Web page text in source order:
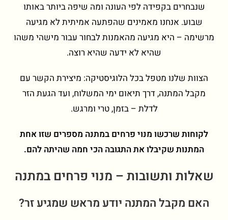
שנבחרים בקפידה לפי העונה ומה שיפה ביותר באותו
שבוע. אנחנו מאמינים שהפתעה אמיתית לא מגיעה
מרשימה – היא מגיעה מהאמנות לבחור עבור מישהי משהו
שהיא לא ידעה שהיא רוצה.
הצוות שלנו מטפל בכל הלוגיסטיקה: מיצירת הקשר עם
מקבל המתנה, דרך תיאום ימי המשלוח, ועד הגעת הזר
לדלת – בזמן, טרי ומרגש.
לקוחות שרכשו מנוי פרחים במתנה מספרים שזו אחת
המתנות שקיבלו את התגובה הכי חמה שהיתה להם.
שאלות ותשובות – מנוי פרחים במתנה
האם מקבל המתנה יודע מראש שמגיע זר?